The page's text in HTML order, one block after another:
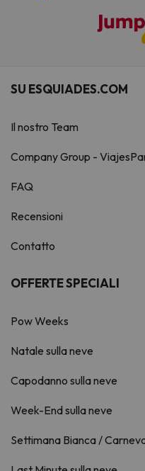
SU ESQUIADES.COM
Il nostro Team
Company Group -
FAQ
Recensioni
Contatto
OFFERTE SPECIALI
Pow Weeks
Natale sulla neve
Capodanno sulla neve
Week-End sulla neve
Settimana Bianca /